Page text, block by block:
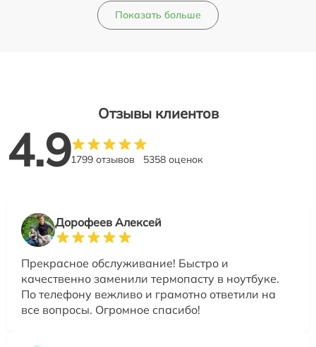
Показать больше
Отзывы клиентов
4.91799 отзывов 5358 оценок
Дорофеев Алексей
Прекрасное обслуживание! Быстро и
качественно заменили термопасту в ноутбуке.
По телефону вежливо и грамотно ответили на
все вопросы. Огромное спасибо!